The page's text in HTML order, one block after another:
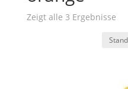
Zeigt alle 3 Ergebnisse